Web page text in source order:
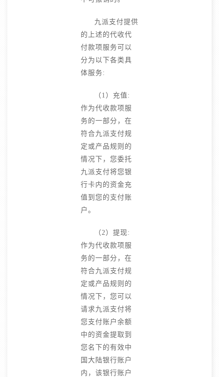
九派支付提供
的上述的代收代
付款项服务可以
分为以下各类具
体服务:
（1）充值:
作为代收款项服
务的一部分，在
符合九派支付规
定或产品规则的
情况下，您委托
九派支付将您银
行卡内的资金充
值到您的支付账
户。
（2）提现:
作为代收款项服
务的一部分，在
符合九派支付规
定或产品规则的
情况下，您可以
请求九派支付将
您支付账户余额
中的资金提取到
您名下的有效中
国大陆银行账户
内，该银行账户